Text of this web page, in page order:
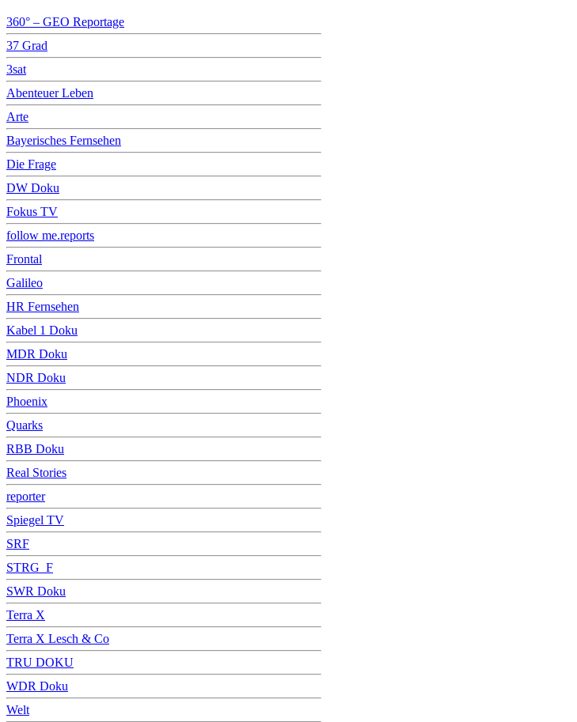
360° – GEO Reportage
37 Grad
3sat
Abenteuer Leben
Arte
Bayerisches Fernsehen
Die Frage
DW Doku
Fokus TV
follow me.reports
Frontal
Galileo
HR Fernsehen
Kabel 1 Doku
MDR Doku
NDR Doku
Phoenix
Quarks
RBB Doku
Real Stories
reporter
Spiegel TV
SRF
STRG_F
SWR Doku
Terra X
Terra X Lesch & Co
TRU DOKU
WDR Doku
Welt